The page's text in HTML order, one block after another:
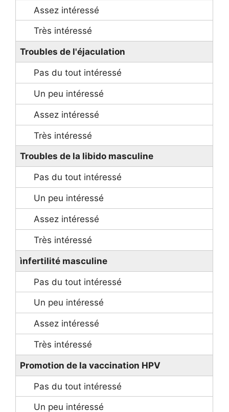
Troubles de l'éjaculation
Troubles de la libido masculine
ìnfertilité masculine
Promotion de la vaccination HPV